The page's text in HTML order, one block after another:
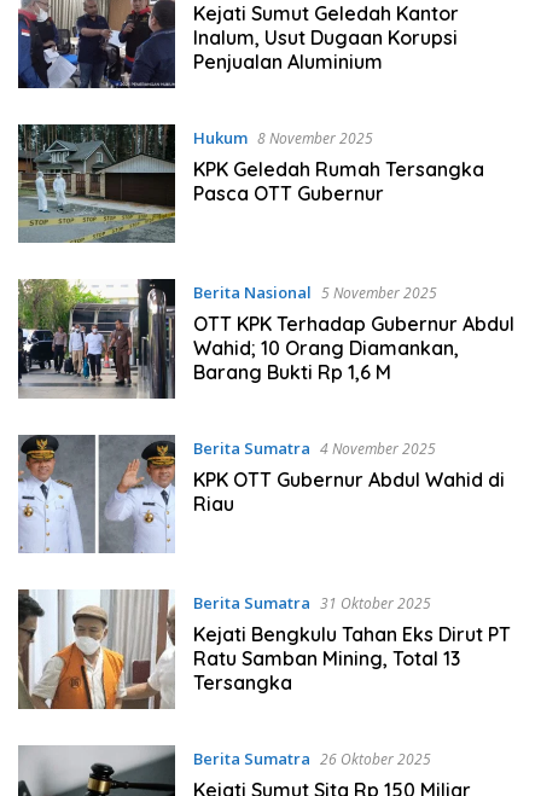
Kejati Sumut Geledah Kantor
Inalum, Usut Dugaan Korupsi
Penjualan Aluminium
Hukum 8 November 2025
KPK Geledah Rumah Tersangka
Pasca OTT Gubernur
Berita Nasional 5 November 2025
OTT KPK Terhadap Gubernur Abdul
Wahid; 10 Orang Diamankan,
Barang Bukti Rp 1,6 M
Berita Sumatra 4 November 2025
KPK OTT Gubernur Abdul Wahid di
Riau
Berita Sumatra 31 Oktober 2025
Kejati Bengkulu Tahan Eks Dirut PT
Ratu Samban Mining, Total 13
Tersangka
Berita Sumatra 26 Oktober 2025
Kejati Sumut Sita Rp 150 Miliar